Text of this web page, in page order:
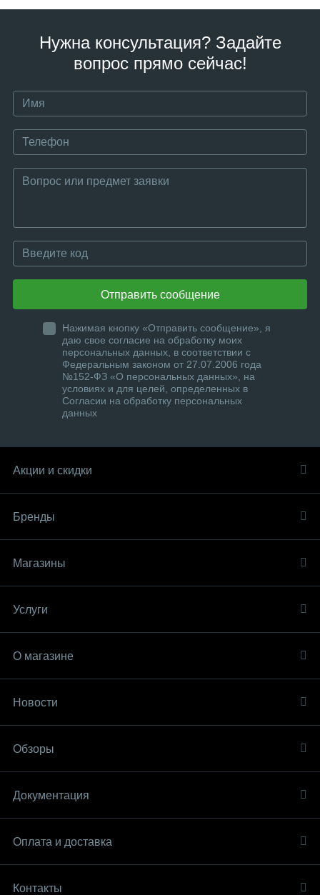
Нужна консультация? Задайте
вопрос прямо сейчас!
Отправить сообщение
Нажимая кнопку «Отправить сообщение», я
даю свое согласие на обработку моих
персональных данных, в соответствии с
Федеральным законом от 27.07.2006 года
№152-ФЗ «О персональных данных», на
условиях и для целей, определенных в
Согласии на обработку персональных
данных
Акции и скидки
Бренды
Магазины
Услуги
О магазине
Новости
Обзоры
Документация
Оплата и доставка
Контакты